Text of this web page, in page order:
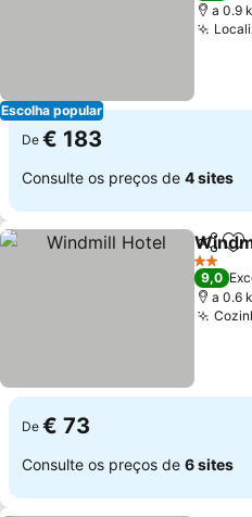
Escolha popular
a 0.9
De € 183
Consulte os preços de 4 sites
2 Estrelas
9,0
a 0.6
De € 73
Consulte os preços de 6 sites